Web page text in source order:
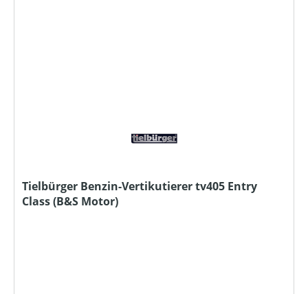
Tielbürger Benzin-Vertikutierer tv405 Entry
Class (B&S Motor)